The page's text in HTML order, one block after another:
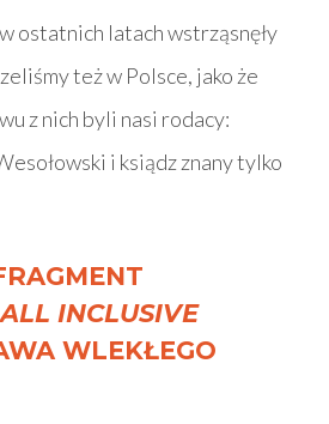
ostatnich latach wstrząsnęły
też w Polsce, jako że
z nich byli nasi rodacy:
i ksiądz znany tylko
ALL INCLUSIVE
WLEKŁEGO